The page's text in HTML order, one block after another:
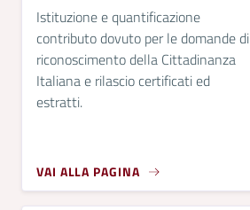
Istituzione e quantificazione
contributo dovuto per le domande di
riconoscimento della Cittadinanza
Italiana e rilascio certificati ed
estratti.
VAI ALLA PAGINA